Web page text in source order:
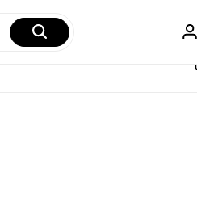
Beli Disini!